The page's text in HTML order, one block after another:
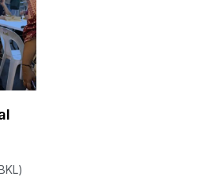
Polis Diraja Malaysia (PDRM)